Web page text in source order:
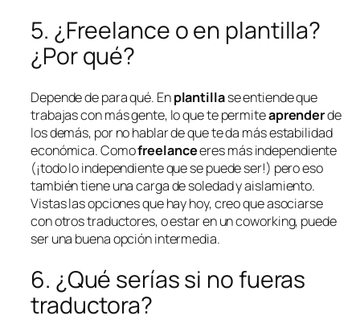
5. ¿Freelance o en plantilla?
¿Por qué?
Depende de para qué. Enplantillase entiende que
trabajas con más gente, lo que te permiteaprenderde
los demás, por no hablar de que te da más estabilidad
económica. Comofreelanceeres más independiente
(¡todo lo independiente que se puede ser!) pero eso
también tiene una carga de soledad y aislamiento.
Vistas las opciones que hay hoy, creo que asociarse
con otros traductores, o estar en uncoworking, puede
ser una buena opción intermedia.
6. ¿Qué serías si no fueras
traductora?